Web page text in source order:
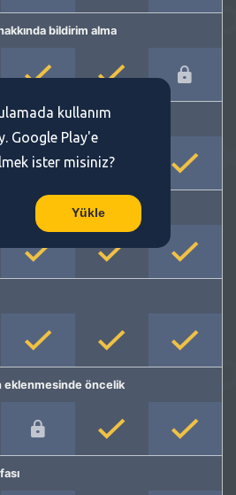
bildirim alma
eklenmesinde öncelik
kullanım
Google Play'e
ister misiniz?
Yükle